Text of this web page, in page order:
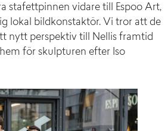
stafettpinnen vidare till
Espoo Art,
lokal bildkonstaktör. Vi tror att de
nytt perspektiv till Nellis framtid
hem för skulpturen efter Iso